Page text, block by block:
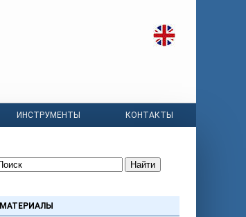
ИНСТРУМЕНТЫ КОНТАКТЫ
Найти
МАТЕРИАЛЫ